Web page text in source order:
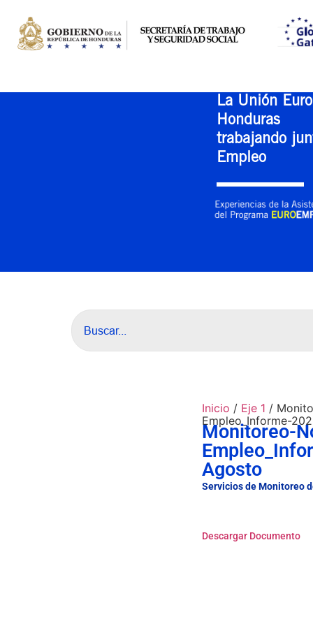
La Unión
Honduras
trabajando
Empleo
Inicio / Eje 1 /
Empleo_Informe-
Monitoreo-
Agosto
Servicios de Monitoreo
Descargar Documento